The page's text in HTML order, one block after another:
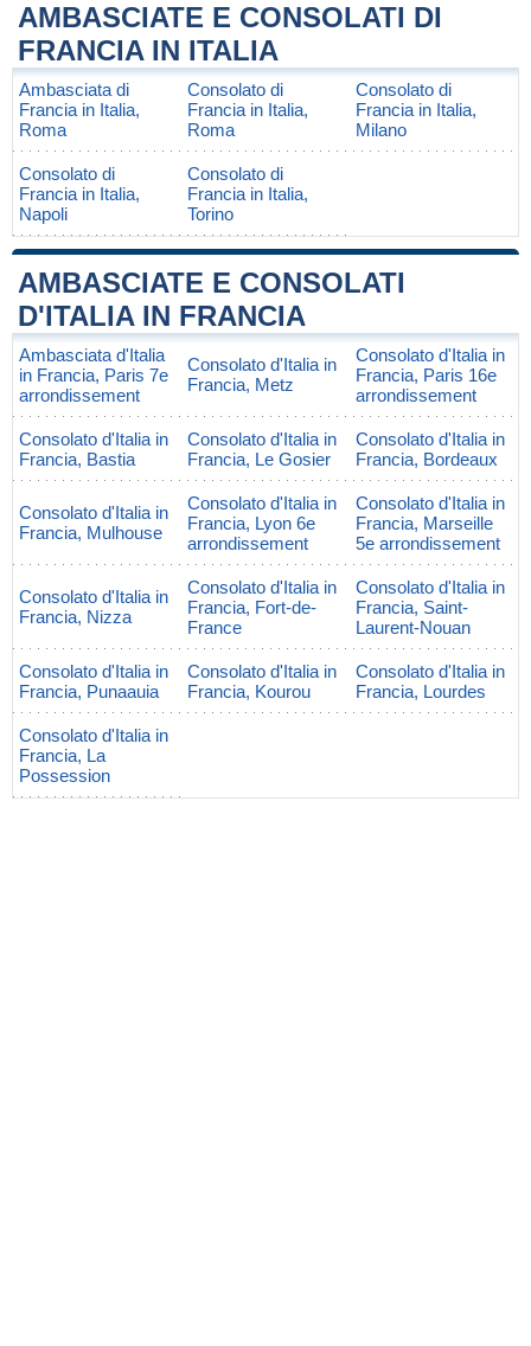
AMBASCIATE E CONSOLATI DI
FRANCIA IN ITALIA
Ambasciata di
Francia in Italia,
Roma
Consolato di
Francia in Italia,
Roma
Consolato di
Francia in Italia,
Milano
Consolato di
Francia in Italia,
Napoli
Consolato di
Francia in Italia,
Torino
AMBASCIATE E CONSOLATI
D'ITALIA IN FRANCIA
Ambasciata d'Italia
in Francia, Paris 7e
arrondissement
Consolato d'Italia in
Francia, Metz
Consolato d'Italia in
Francia, Paris 16e
arrondissement
Consolato d'Italia in
Francia, Bastia
Consolato d'Italia in
Francia, Le Gosier
Consolato d'Italia in
Francia, Bordeaux
Consolato d'Italia in
Francia, Mulhouse
Consolato d'Italia in
Francia, Lyon 6e
arrondissement
Consolato d'Italia in
Francia, Marseille
5e arrondissement
Consolato d'Italia in
Francia, Nizza
Consolato d'Italia in
Francia, Fort-de-
France
Consolato d'Italia in
Francia, Saint-
Laurent-Nouan
Consolato d'Italia in
Francia, Punaauia
Consolato d'Italia in
Francia, Kourou
Consolato d'Italia in
Francia, Lourdes
Consolato d'Italia in
Francia, La
Possession